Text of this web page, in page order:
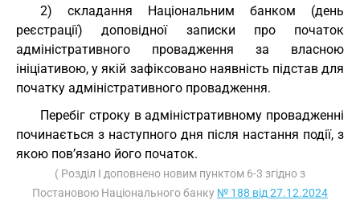
2) складання Національним банком (день
реєстрації) доповідної записки про початок
адміністративного провадження за власною
ініціативою, у якій зафіксовано наявність підстав для
початку адміністративного провадження.
Перебіг строку в адміністративному провадженні
починається з наступного дня після настання події, з
якою пов’язано його початок.
( Розділ I доповнено новим пунктом 6-3 згідно з
Постановою Національного банку № 188 від 27.12.2024